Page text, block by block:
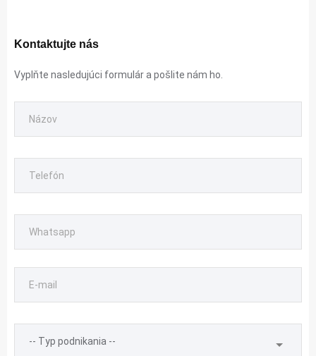
Kontaktujte nás
Vyplňte nasledujúci formulár a pošlite nám ho.